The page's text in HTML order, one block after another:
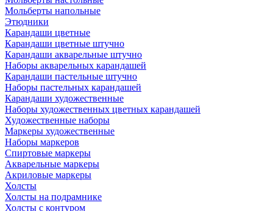
Мольберты напольные
Этюдники
Карандаши цветные
Карандаши цветные штучно
Карандаши акварельные штучно
Наборы акварельных карандашей
Карандаши пастельные штучно
Наборы пастельных карандашей
Карандаши художественные
Наборы художественных цветных карандашей
Художественные наборы
Маркеры художественные
Наборы маркеров
Спиртовые маркеры
Акварельные маркеры
Акриловые маркеры
Холсты
Холсты на подрамнике
Холсты с контуром